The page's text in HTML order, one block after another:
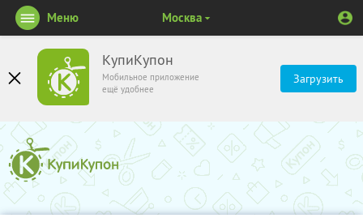
КупиКупон
Мобильное приложение
ещё удобнее
Загрузить
Меню Москва